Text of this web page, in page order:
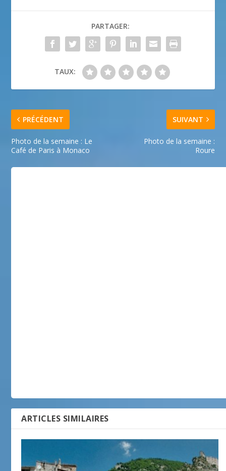
PARTAGER:
TAUX:
PRÉCÉDENT
Photo de la semaine : Le
Café de Paris à Monaco
SUIVANT
Photo de la semaine :
Roure
ARTICLES SIMILAIRES